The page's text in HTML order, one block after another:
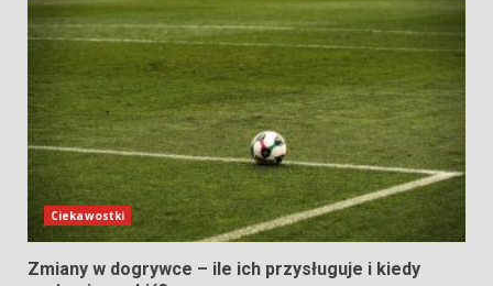
Ciekawostki
Zmiany w dogrywce – ile ich przysługuje i kiedy